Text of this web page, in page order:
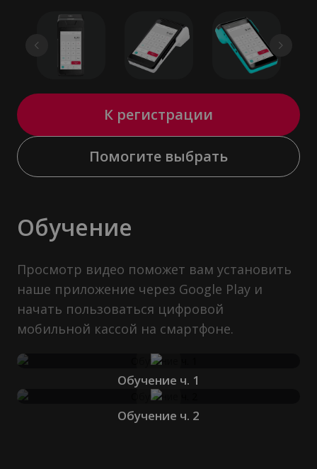
К регистрации
Помогите выбрать
Обучение
Просмотр видео поможет вам установить
наше приложение через Google Play и
начать пользоваться цифровой
мобильной кассой на смартфоне.
Обучение ч. 1
Обучение ч. 2